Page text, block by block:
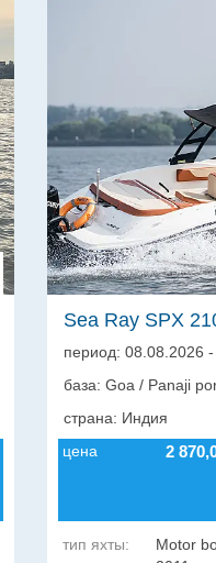
Sea Ray SPX
период: 08.08.2026
база: Goa / Panaji
страна: Индия
цена
2
тип яхты:
Motor